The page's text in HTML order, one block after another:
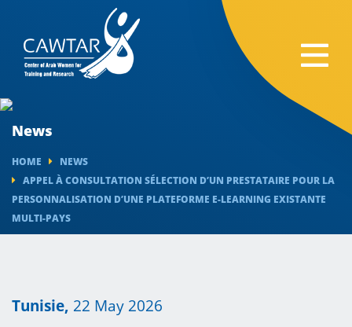
HOME
NEWS
APPEL À CONSULTATION SÉLECTION D’UN PRESTATAIRE POUR LA
PERSONNALISATION D’UNE PLATEFORME E-LEARNING EXISTANTE
MULTI-PAYS
News
Tunisie, 22 May 2026